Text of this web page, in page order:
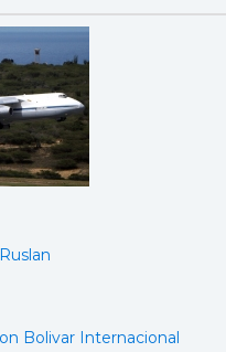
Bolivar Internacional